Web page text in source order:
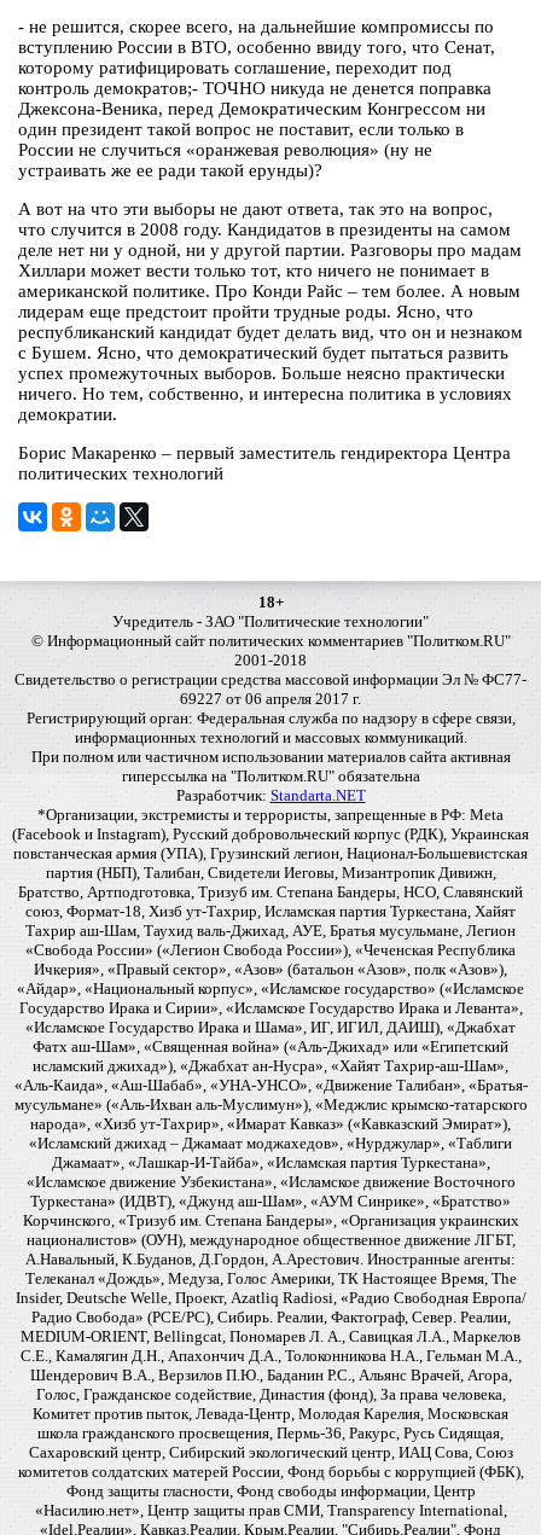
- не решится, скорее всего, на дальнейшие компромиссы по
вступлению России в ВТО, особенно ввиду того, что Сенат,
которому ратифицировать соглашение, переходит под
контроль демократов;- ТОЧНО никуда не денется поправка
Джексона-Веника, перед Демократическим Конгрессом ни
один президент такой вопрос не поставит, если только в
России не случиться «оранжевая революция» (ну не
устраивать же ее ради такой ерунды)?
А вот на что эти выборы не дают ответа, так это на вопрос,
что случится в 2008 году. Кандидатов в президенты на самом
деле нет ни у одной, ни у другой партии. Разговоры про мадам
Хиллари может вести только тот, кто ничего не понимает в
американской политике. Про Конди Райс – тем более. А новым
лидерам еще предстоит пройти трудные роды. Ясно, что
республиканский кандидат будет делать вид, что он и незнаком
с Бушем. Ясно, что демократический будет пытаться развить
успех промежуточных выборов. Больше неясно практически
ничего. Но тем, собственно, и интересна политика в условиях
демократии.
Борис Макаренко – первый заместитель гендиректора Центра
политических технологий
18+
Учредитель - ЗАО "Политические технологии"
© Информационный сайт политических комментариев "Политком.RU"
2001-2018
Свидетельство о регистрации средства массовой информации Эл № ФС77-
69227 от 06 апреля 2017 г.
Регистрирующий орган: Федеральная служба по надзору в сфере связи,
информационных технологий и массовых коммуникаций.
При полном или частичном использовании материалов сайта активная
гиперссылка на "Политком.RU" обязательна
Разработчик: Standarta.NET
*Организации, экстремисты и террористы, запрещенные в РФ: Meta
(Facebook и Instagram), Русский добровольческий корпус (РДК), Украинская
повстанческая армия (УПА), Грузинский легион, Национал-Большевистская
партия (НБП), Талибан, Свидетели Иеговы, Мизантропик Дивижн,
Братство, Артподготовка, Тризуб им. Степана Бандеры, НСО, Славянский
союз, Формат-18, Хизб ут-Тахрир, Исламская партия Туркестана, Хайят
Тахрир аш-Шам, Таухид валь-Джихад, АУЕ, Братья мусульмане, Легион
«Свобода России» («Легион Свобода России»), «Чеченская Республика
Ичкерия», «Правый сектор», «Азов» (батальон «Азов», полк «Азов»),
«Айдар», «Национальный корпус», «Исламское государство» («Исламское
Государство Ирака и Сирии», «Исламское Государство Ирака и Леванта»,
«Исламское Государство Ирака и Шама», ИГ, ИГИЛ, ДАИШ), «Джабхат
Фатх аш-Шам», «Священная война» («Аль-Джихад» или «Египетский
исламский джихад»), «Джабхат ан-Нусра», «Хайят Тахрир-аш-Шам»,
«Аль-Каида», «Аш-Шабаб», «УНА-УНСО», «Движение Талибан», «Братья-
мусульмане» («Аль-Ихван аль-Муслимун»), «Меджлис крымско-татарского
народа», «Хизб ут-Тахрир», «Имарат Кавказ» («Кавказский Эмират»),
«Исламский джихад – Джамаат моджахедов», «Нурджулар», «Таблиги
Джамаат», «Лашкар-И-Тайба», «Исламская партия Туркестана»,
«Исламское движение Узбекистана», «Исламское движение Восточного
Туркестана» (ИДВТ), «Джунд аш-Шам», «АУМ Синрике», «Братство»
Корчинского, «Тризуб им. Степана Бандеры», «Организация украинских
националистов» (ОУН), международное общественное движение ЛГБТ,
А.Навальный, К.Буданов, Д.Гордон, А.Арестович. Иностранные агенты:
Телеканал «Дождь», Медуза, Голос Америки, ТК Настоящее Время, The
Insider, Deutsche Welle, Проект, Azatliq Radiosi, «Радио Свободная Европа/
Радио Свобода» (PCE/PC), Сибирь. Реалии, Фактограф, Север. Реалии,
MEDIUM-ORIENT, Bellingcat, Пономарев Л. А., Савицкая Л.А., Маркелов
С.Е., Камалягин Д.Н., Апахончич Д.А., Толоконникова Н.А., Гельман М.А.,
Шендерович В.А., Верзилов П.Ю., Баданин Р.С., Альянс Врачей, Агора,
Голос, Гражданское содействие, Династия (фонд), За права человека,
Комитет против пыток, Левада-Центр, Молодая Карелия, Московская
школа гражданского просвещения, Пермь-36, Ракурс, Русь Сидящая,
Сахаровский центр, Сибирский экологический центр, ИАЦ Сова, Союз
комитетов солдатских матерей России, Фонд борьбы с коррупцией (ФБК),
Фонд защиты гласности, Фонд свободы информации, Центр
«Насилию.нет», Центр защиты прав СМИ, Transparency International,
«Idel.Реалии», Кавказ.Реалии, Крым.Реалии, "Сибирь.Реалии", Фонд